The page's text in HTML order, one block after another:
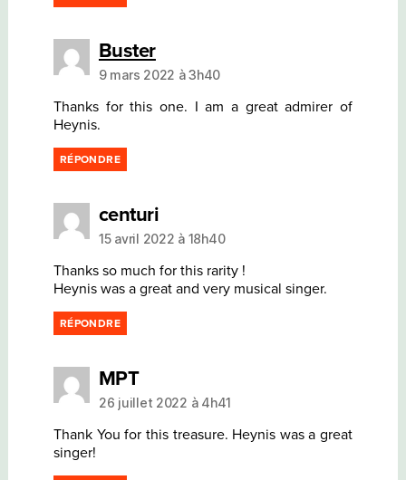
Busterdit :
9 mars 2022 à 3h40
Thanks for this one. I am a great admirer of
Heynis.
RÉPONDRE
centuridit :
15 avril 2022 à 18h40
Thanks so much for this rarity !
Heynis was a great and very musical singer.
RÉPONDRE
MPTdit :
26 juillet 2022 à 4h41
Thank You for this treasure. Heynis was a great
singer!